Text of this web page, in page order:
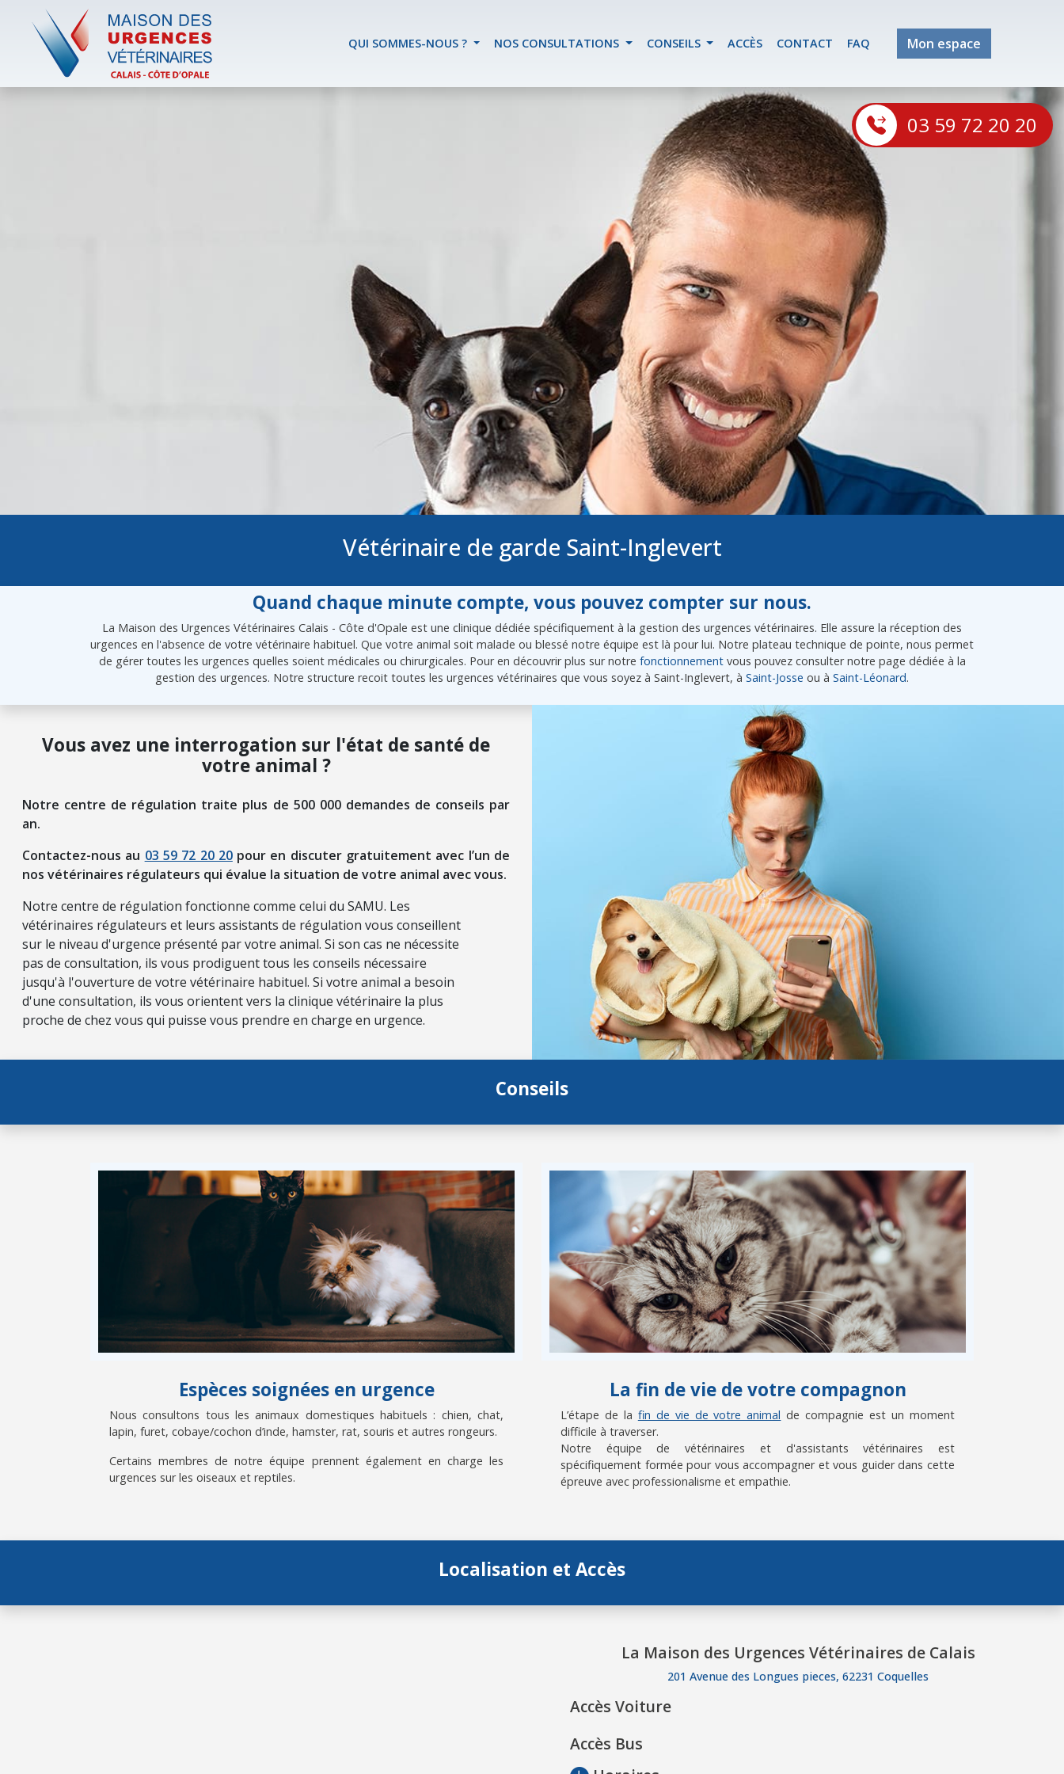
QUI SOMMES-NOUS ? NOS CONSULTATIONS CONSEILS ACCÈS CONTACT FAQ Mon espace
03 59 72 20 20
Vétérinaire de garde Saint-Inglevert
Quand chaque minute compte, vous pouvez compter sur nous.
La Maison des Urgences Vétérinaires Calais - Côte d'Opale est une clinique dédiée spécifiquement à la gestion des urgences vétérinaires. Elle assure la réception des
urgences en l'absence de votre vétérinaire habituel. Que votre animal soit malade ou blessé notre équipe est là pour lui. Notre plateau technique de pointe, nous permet
de gérer toutes les urgences quelles soient médicales ou chirurgicales. Pour en découvrir plus sur notre fonctionnementvous pouvez consulter notre page dédiée à la
gestion des urgences. Notre structure recoit toutes les urgences vétérinaires que vous soyez à Saint-Inglevert, à Saint-Josse ou à Saint-Léonard.
Vous avez une interrogation sur l'état de santé de
votre animal ?
Notre centre de régulation traite plus de 500 000 demandes de conseils par
an.
Contactez-nous au 03 59 72 20 20pour en discuter gratuitement avec l’un de
nos vétérinaires régulateurs qui évalue la situation de votre animal avec vous.
Notre centre de régulation fonctionne comme celui du SAMU. Les
vétérinaires régulateurs et leurs assistants de régulation vous conseillent
sur le niveau d'urgence présenté par votre animal. Si son cas ne nécessite
pas de consultation, ils vous prodiguent tous les conseils nécessaire
jusqu'à l'ouverture de votre vétérinaire habituel. Si votre animal a besoin
d'une consultation, ils vous orientent vers la clinique vétérinaire la plus
proche de chez vous qui puisse vous prendre en charge en urgence.
Conseils
Espèces soignées en urgence
Nous consultons tous les animaux domestiques habituels : chien, chat,
lapin, furet, cobaye/cochon d’inde, hamster, rat, souris et autres rongeurs.
Certains membres de notre équipe prennent également en charge les
urgences sur les oiseaux et reptiles.
La fin de vie de votre compagnon
L’étape de la fin de vie de votre animal de compagnie est un moment
difficile à traverser.
Notre équipe de vétérinaires et d'assistants vétérinaires est
spécifiquement formée pour vous accompagner et vous guider dans cette
épreuve avec professionalisme et empathie.
Localisation et Accès
La Maison des Urgences Vétérinaires de Calais
201 Avenue des Longues pieces, 62231 Coquelles
Accès Voiture
Accès Bus